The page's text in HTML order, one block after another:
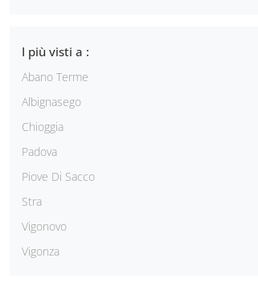
I più visti a :
Abano Terme
Albignasego
Chioggia
Padova
Piove Di Sacco
Stra
Vigonovo
Vigonza